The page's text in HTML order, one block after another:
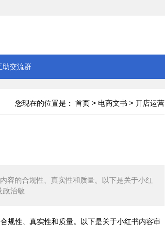
助交流群
您现在的位置是： 首页 > 电商文书 > 开店运营
容的合规性、真实性和质量。以下是关于小红
政治敏
规性、真实性和质量。以下是关于小红书内容审